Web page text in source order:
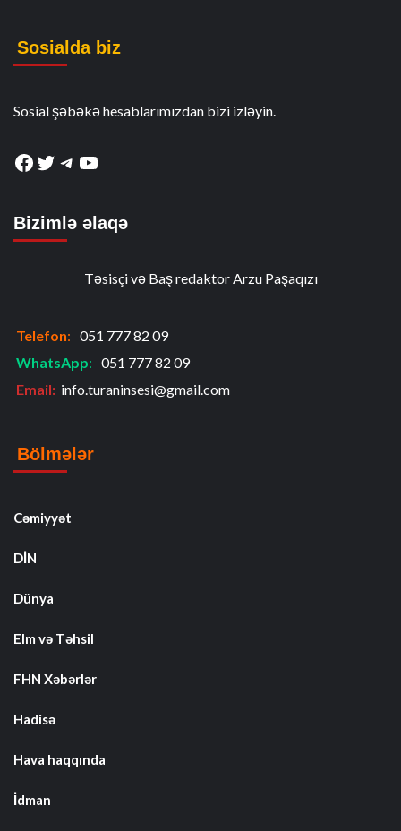
Sosialda biz
Sosial şəbəkə hesablarımızdan bizi izləyin.
Facebook
Twitter
Telegram
YouTube
Bizimlə əlaqə
Təsisçi və Baş redaktor Arzu Paşaqızı
Telefon: 051 777 82 09
WhatsApp: 051 777 82 09
Email: info.turaninsesi@gmail.com
Bölmələr
Cəmiyyət
DİN
Dünya
Elm və Təhsil
FHN Xəbərlər
Hadisə
Hava haqqında
İdman